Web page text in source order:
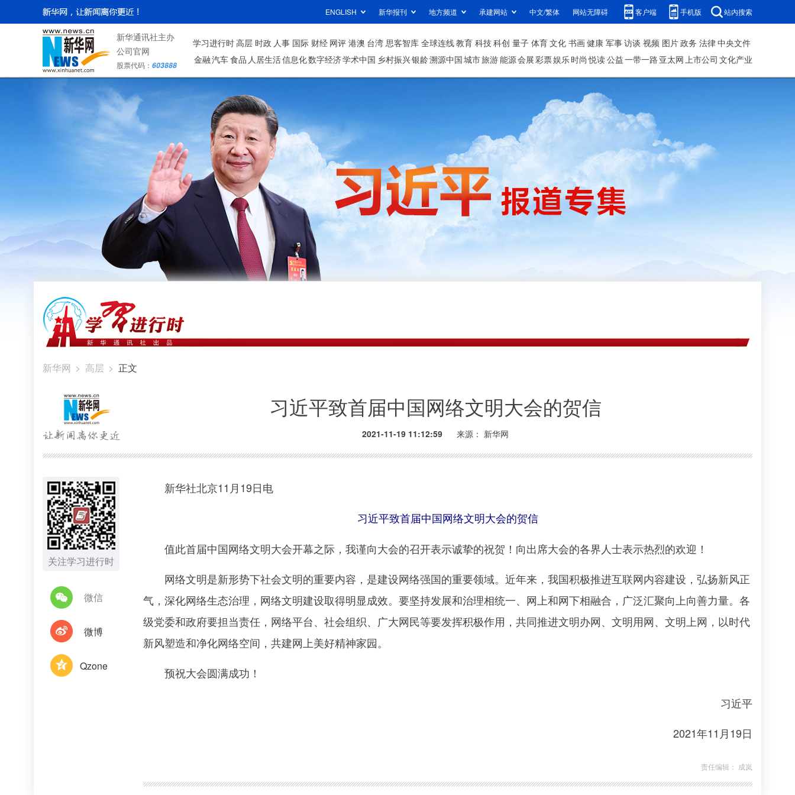
ENGLISH 新华报刊 地方频道 承建网站 中文/繁体 网站无障碍 客户端 手机版 站内搜索
新华通讯社主办
公司官网
股票代码： 603888
学习进行时高层 时政 人事 国际 财经 网评 港澳 台湾 思客智库 全球连线教育 科技科创 量子 体育文化 书画健康 军事访谈 视频 图片政务 法律中央文件
金融汽车食品 人居生活信息化数字经济学术中国 乡村振兴银龄溯源中国城市旅游能源会展彩票娱乐时尚 悦读公益一带一路 亚太网上市公司 文化产业
新华网 > 高层 > 正文
习近平致首届中国网络文明大会的贺信
2021-11-19 11:12:59 来源： 新华网
关注学习进行时
微信
微博
Qzone
新华社北京11月19日电
习近平致首届中国网络文明大会的贺信
值此首届中国网络文明大会开幕之际，我谨向大会的召开表示诚挚的祝贺！向出席大会的各界人士表示热烈的欢迎！
网络文明是新形势下社会文明的重要内容，是建设网络强国的重要领域。近年来，我国积极推进互联网内容建设，弘扬新风正
气，深化网络生态治理，网络文明建设取得明显成效。要坚持发展和治理相统一、网上和网下相融合，广泛汇聚向上向善力量。各
级党委和政府要担当责任，网络平台、社会组织、广大网民等要发挥积极作用，共同推进文明办网、文明用网、文明上网，以时代
新风塑造和净化网络空间，共建网上美好精神家园。
预祝大会圆满成功！
习近平
2021年11月19日
责任编辑： 成岚